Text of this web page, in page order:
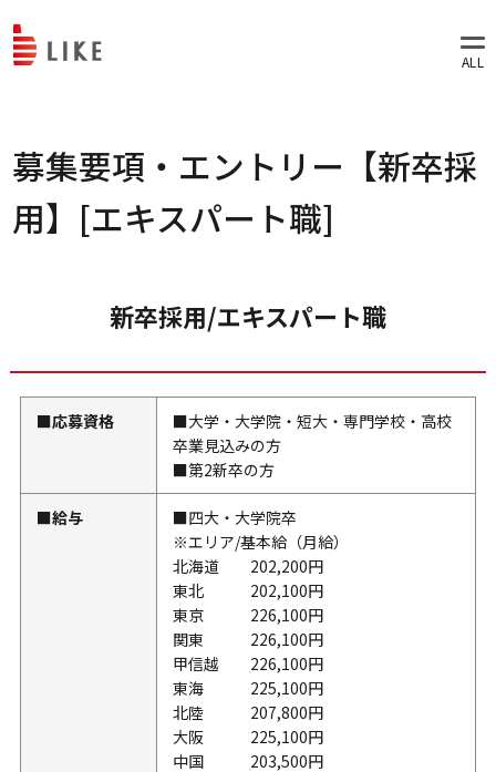
募集要項・エントリー【新卒採
用】[エキスパート職]
新卒採用/エキスパート職
■応募資格
■大学・大学院・短大・専門学校・高校
卒業見込みの方
■第2新卒の方
■給与
■四大・大学院卒
※エリア/基本給（月給）
北海道 202,200円
東北 202,100円
東京 226,100円
関東 226,100円
甲信越 226,100円
東海 225,100円
北陸 207,800円
大阪 225,100円
中国 203,500円